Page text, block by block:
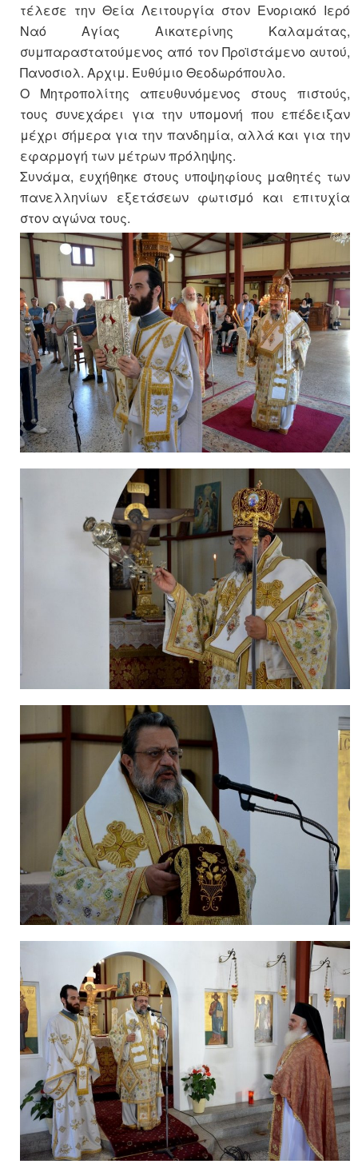
τέλεσε την Θεία Λειτουργία στον Ενοριακό Ιερό
Ναό Αγίας Αικατερίνης Καλαμάτας,
συμπαραστατούμενος από τον Προϊστάμενο αυτού,
Πανοσιολ. Αρχιμ. Ευθύμιο Θεοδωρόπουλο.
Ο Μητροπολίτης απευθυνόμενος στους πιστούς,
τους συνεχάρει για την υπομονή που επέδειξαν
μέχρι σήμερα για την πανδημία, αλλά και για την
εφαρμογή των μέτρων πρόληψης.
Συνάμα, ευχήθηκε στους υποψηφίους μαθητές των
πανελληνίων εξετάσεων φωτισμό και επιτυχία
στον αγώνα τους.